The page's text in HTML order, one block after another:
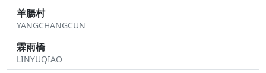
羊腸村
YANGCHANGCUN
霖雨橋
LINYUQIAO